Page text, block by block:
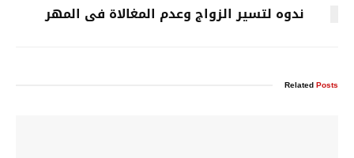
ندوه لتسير الزواج وعدم المغالاة فى المهر
RelatedPosts